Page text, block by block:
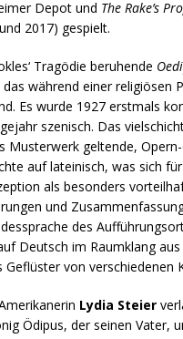
Depot und The Rake’s
2017) gespielt.
Tragödie beruhende
während einer religiösen
Es wurde 1927 erstmals
szenisch. Das
Musterwerk geltende,
auf lateinisch, was sich
als besonders
und
des
Deutsch im Raumklang aus
Geflüster von verschiedenen
Lydia Steier
Ödipus, der seinen Vater,